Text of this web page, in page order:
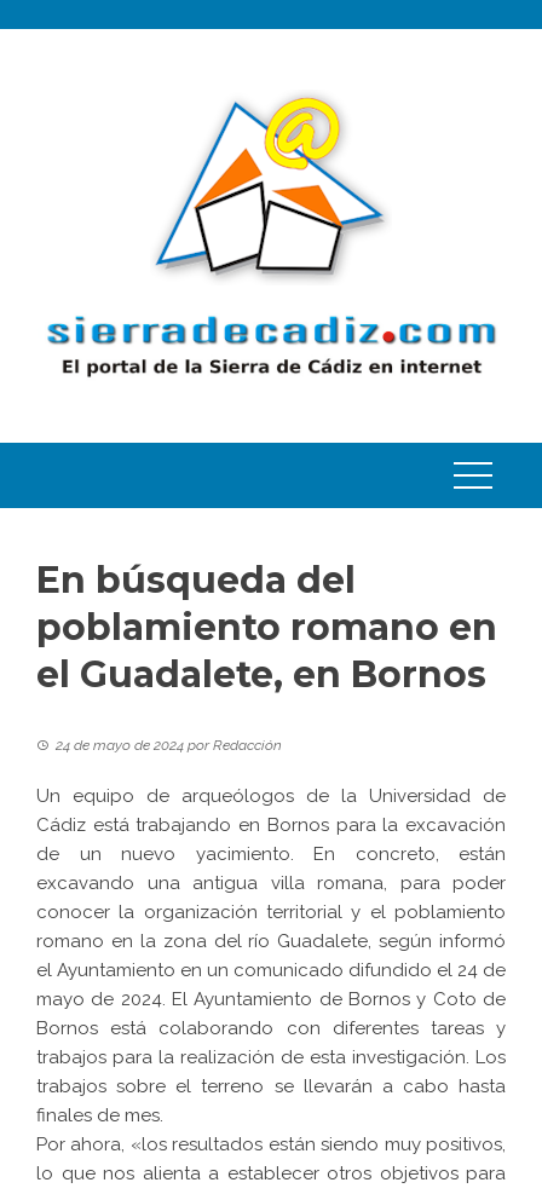
En búsqueda del
poblamiento romano en
el Guadalete, en Bornos
24 de mayo de 2024 porRedacción
Un equipo de arqueólogos de la Universidad de
Cádiz está trabajando en Bornos para la excavación
de un nuevo yacimiento. En concreto, están
excavando una antigua villa romana, para poder
conocer la organización territorial y el poblamiento
romano en la zona del río Guadalete, según informó
el Ayuntamiento en un comunicado difundido el 24 de
mayo de 2024. El Ayuntamiento de Bornos y Coto de
Bornos está colaborando con diferentes tareas y
trabajos para la realización de esta investigación. Los
trabajos sobre el terreno se llevarán a cabo hasta
finales de mes.
Por ahora, «los resultados están siendo muy positivos,
lo que nos alienta a establecer otros objetivos para